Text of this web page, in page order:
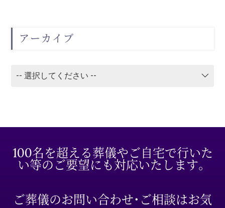
アーカイブ
100名を超える葬儀やご自宅で行いた
い等のご要望にも対応いたします。
ご葬儀のお問い合わせ・ご相談はお気